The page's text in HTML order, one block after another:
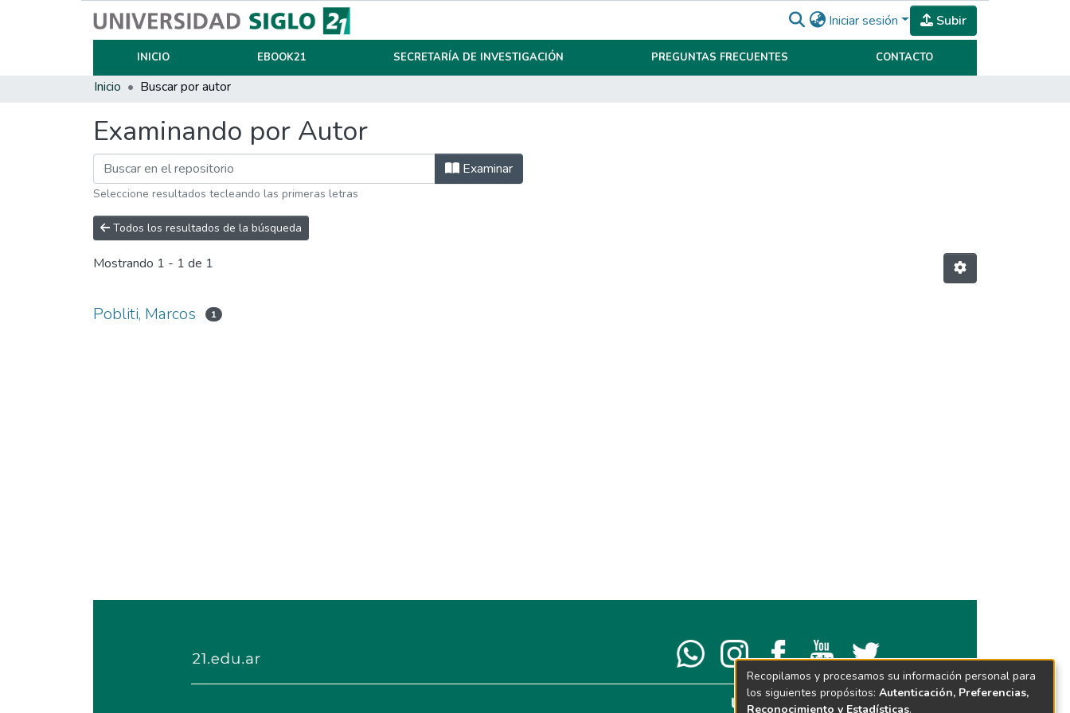
Iniciar sesión Subir
INICIO EBOOK21 SECRETARÍA DE INVESTIGACIÓN PREGUNTAS FRECUENTES CONTACTO
Inicio Buscar por autor
Examinando por Autor
Examinar
Seleccione resultados tecleando las primeras letras
Todos los resultados de la búsqueda
Mostrando 1 - 1 de 1
Pobliti, Marcos 1
Recopilamos y procesamos su información personal para
los siguientes propósitos: Autenticación, Preferencias,
Reconocimiento y Estadísticas.